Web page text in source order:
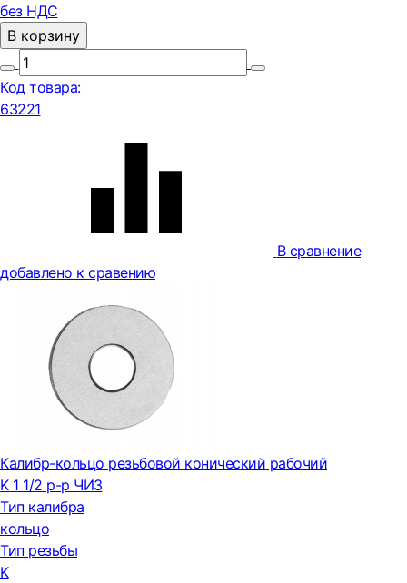
без НДС
В корзину
Код товара:
63221
В сравнение
добавлено к сравению
Калибр-кольцо резьбовой конический рабочий
K 1 1/2 р-р ЧИЗ
Тип калибра
кольцо
Тип резьбы
K